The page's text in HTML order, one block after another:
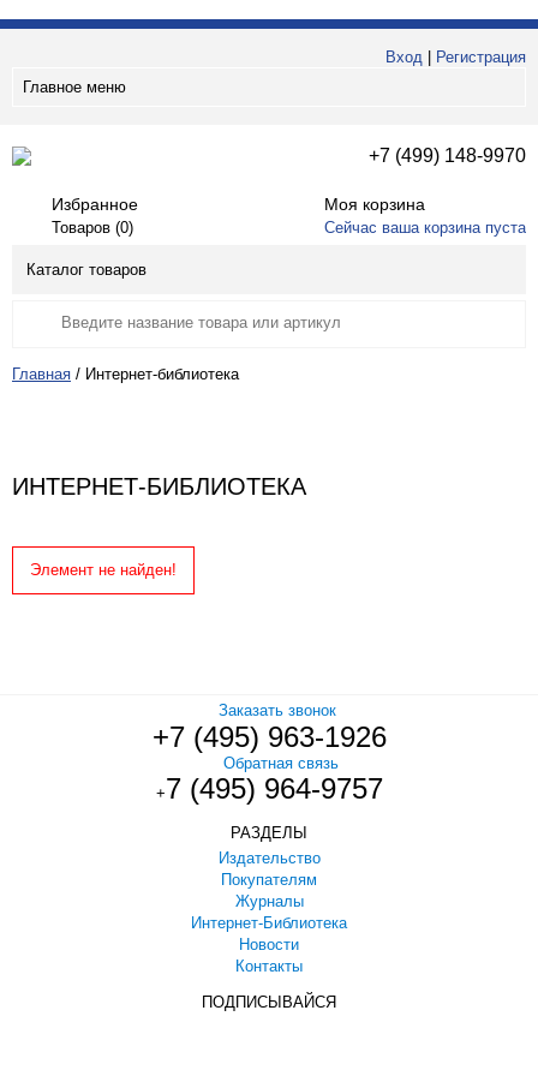
Вход
Регистрация
Главное меню
+7 (499) 148-9970
Избранное
Товаров (0)
Моя корзина
Сейчас ваша корзина пуста
Каталог товаров
Главная / Интернет-библиотека
ИНТЕРНЕТ-БИБЛИОТЕКА
Элемент не найден!
Заказать звонок
+7 (495) 963-1926
Обратная связь
+7 (495) 964-9757
РАЗДЕЛЫ
Издательство
Покупателям
Журналы
Интернет-Библиотека
Новости
Контакты
ПОДПИСЫВАЙСЯ